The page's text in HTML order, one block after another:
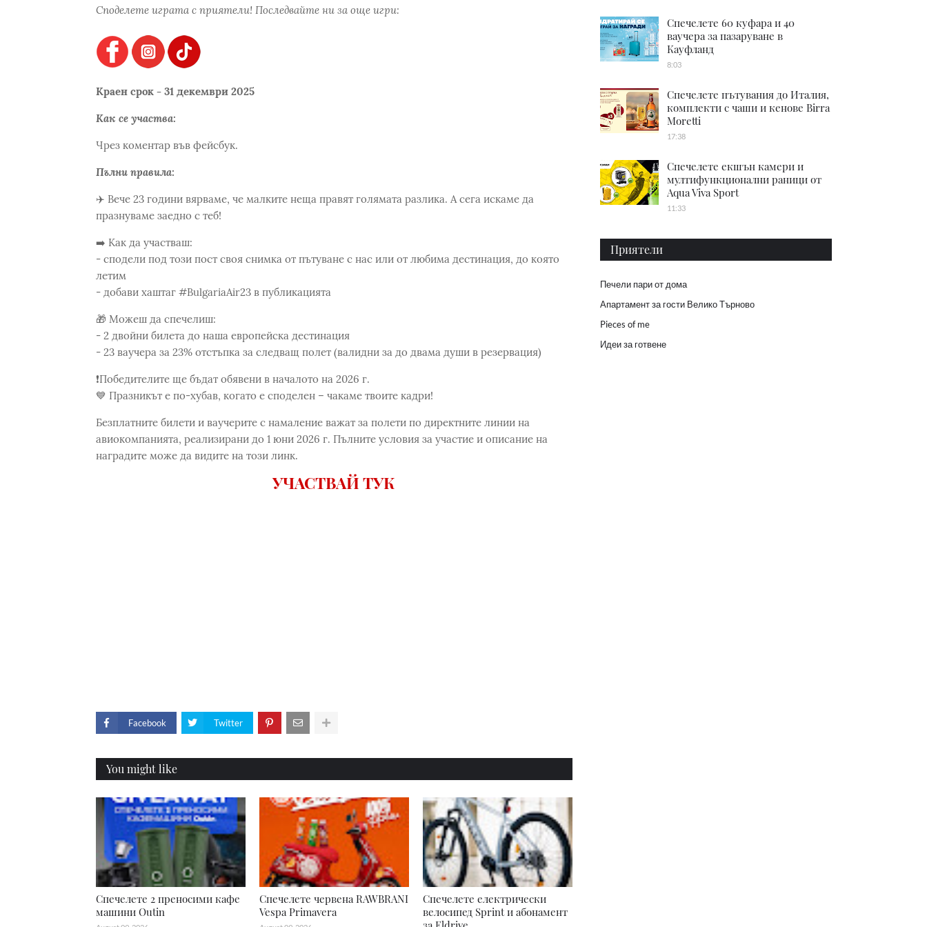
Споделете играта с приятели! Последвайте ни за още игри:
Краен срок - 31 декември 2025
Как се участва:
Чрез коментар във фейсбук.
Пълни правила:
✈️ Вече 23 години вярваме, че малките неща правят голямата разлика. А сега искаме да
празнуваме заедно с теб!
➡️ Как да участваш:
- сподели под този пост своя снимка от пътуване с нас или от любима дестинация, до която
летим
- добави хаштаг #BulgariaAir23 в публикацията
🎁 Можеш да спечелиш:
- 2 двойни билета до наша европейска дестинация
- 23 ваучера за 23% отстъпка за следващ полет (валидни за до двама души в резервация)
❗Победителите ще бъдат обявени в началото на 2026 г.
💙 Празникът е по-хубав, когато е споделен – чакаме твоите кадри!
Безплатните билети и ваучерите с намаление важат за полети по директните линии на
авиокомпанията, реализирани до 1 юни 2026 г. Пълните условия за участие и описание на
наградите може да видите на този линк.
УЧАСТВАЙ ТУК
Facebook Twitter
You might like
Спечелете 2 преносими кафе
машини Outin
Спечелете червена RAWBRANI
Vespa Primavera
Спечелете електрически
велосипед Sprint и абонамент
Спечелете 60 куфара и 40
ваучера за пазаруване в
Кауфланд
8:03
Спечелете пътувания до Италия,
комплекти с чаши и кенове Birra
Moretti
17:38
Спечелете екшън камери и
мултифункционални раници от
Aqua Viva Sport
11:33
Приятели
Печели пари от дома
Апартамент за гости Велико Търново
Pieces of me
Идеи за готвене